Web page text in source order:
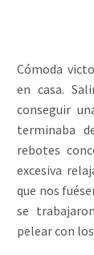
Cómoda
en casa.
conseguir
terminaba
rebotes
excesiva
que nos
se
pelear con